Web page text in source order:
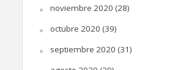
noviembre 2020 (28)
octubre 2020 (39)
septiembre 2020 (31)